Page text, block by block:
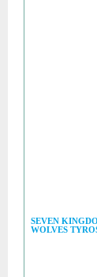
SEVEN
WOLVES